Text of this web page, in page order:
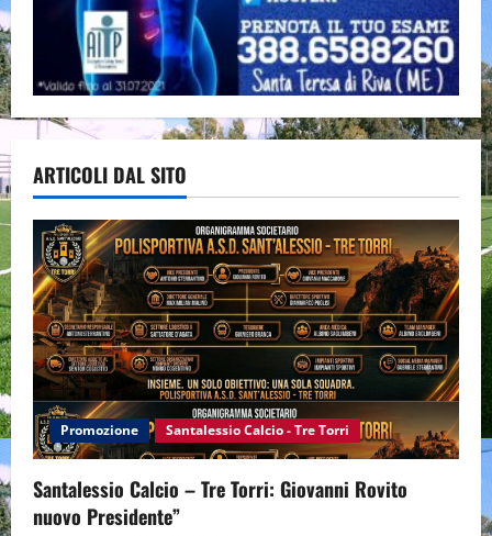
ARTICOLI DAL SITO
Promozione Santalessio Calcio - Tre Torri
Santalessio Calcio – Tre Torri: Giovanni Rovito
nuovo Presidente”